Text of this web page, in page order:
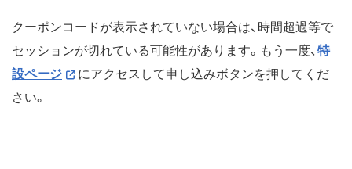
クーポンコードが表示されていない場合は、時間超過等で
セッションが切れている可能性があります。もう一度、 特
設ページ
にアクセスして申し込みボタンを押してくだ
さい。